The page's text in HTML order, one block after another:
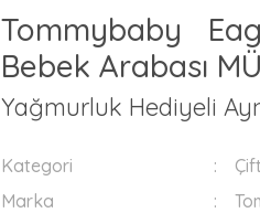
Tommybaby
Bebek Arabası
Yağmurluk Hediyeli
Kategori
Marka